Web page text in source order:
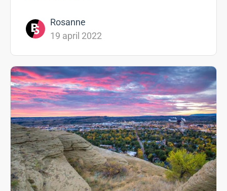
Rosanne
19 april 2022